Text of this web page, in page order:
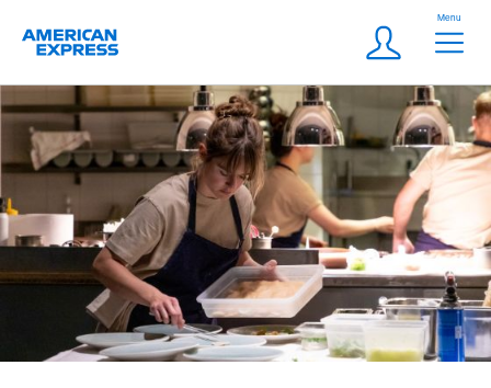
Logo
Meta
Login
Menu